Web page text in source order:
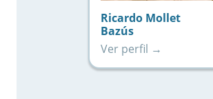
Ricardo Mollet
Bazús
Ver perfil →